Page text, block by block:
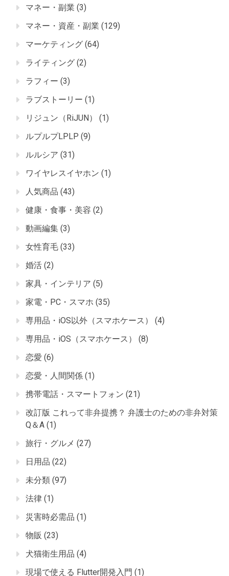
マネー・副業 (3)
マネー・資産・副業 (129)
マーケティング (64)
ライティング (2)
ラフィー (3)
ラブストーリー (1)
リジュン（RiJUN）
(1)
ルプルプLPLP (9)
ルルシア (31)
ワイヤレスイヤホン (1)
人気商品 (43)
健康・食事・美容 (2)
動画編集 (3)
女性育毛 (33)
婚活 (2)
家具・インテリア (5)
家電・PC・スマホ (35)
専用品・iOS以外（スマホケース）
(4)
専用品・iOS（スマホケース）
(8)
恋愛 (6)
恋愛・人間関係 (1)
携帯電話・スマートフォン (21)
改訂版 これって非弁提携？ 弁護士のための非弁対策
Q＆A (1)
旅行・グルメ (27)
日用品 (22)
未分類 (97)
法律 (1)
災害時必需品 (1)
物販 (23)
犬猫衛生用品 (4)
現場で使える Flutter開発入門 (1)